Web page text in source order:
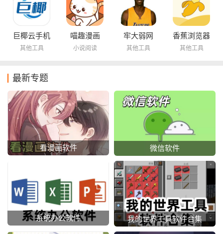
巨椰云手机
其他工具
喵趣漫画
小说阅读
牢大弱网
其他工具
香蕉浏览器
其他工具
最新专题
看漫画软件 微信软件
系统办公软件 我的世界工具软件合集